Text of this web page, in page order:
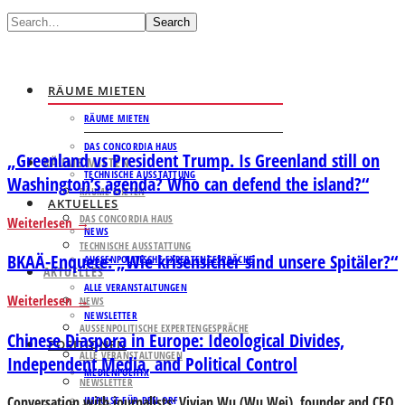
Search
RÄUME MIETEN
RÄUME MIETEN
DAS CONCORDIA HAUS
TECHNISCHE AUSSTATTUNG
AKTUELLES
NEWS
AUSSENPOLITISCHE EXPERTENGESPRÄCHE
ALLE VERANSTALTUNGEN
NEWSLETTER
POSITIONEN
MEDIENPOLITIK
IMPULSE FÜR DEN ORF
RÄUME MIETEN
RÄUME MIETEN
DAS CONCORDIA HAUS
TECHNISCHE AUSSTATTUNG
AKTUELLES
NEWS
AUSSENPOLITISCHE EXPERTENGESPRÄCHE
ALLE VERANSTALTUNGEN
NEWSLETTER
„Greenland vs President Trump. Is Greenland still on
Washington’s agenda? Who can defend the island?“
Weiterlesen
BKAÄ-Enquete: „Wie krisensicher sind unsere Spitäler?“
Weiterlesen
Chinese Diaspora in Europe: Ideological Divides,
Independent Media, and Political Control